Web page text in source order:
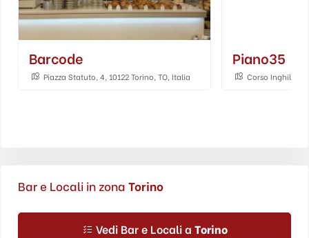
Barcode
Piazza Statuto, 4, 10122 Torino, TO, Italia
Piano35
Corso
Bar e Locali in zona Torino
Vedi Bar e Locali a Torino